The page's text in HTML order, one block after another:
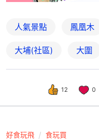
人氣景點 鳳凰木
大埔(社區) 大圍
12 0
好食玩飛 食玩買